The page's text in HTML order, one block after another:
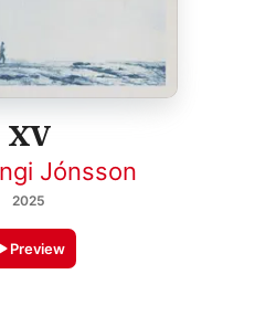
XV
Jónsson
2025
Preview